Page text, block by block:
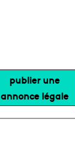
publier une
annonce légale